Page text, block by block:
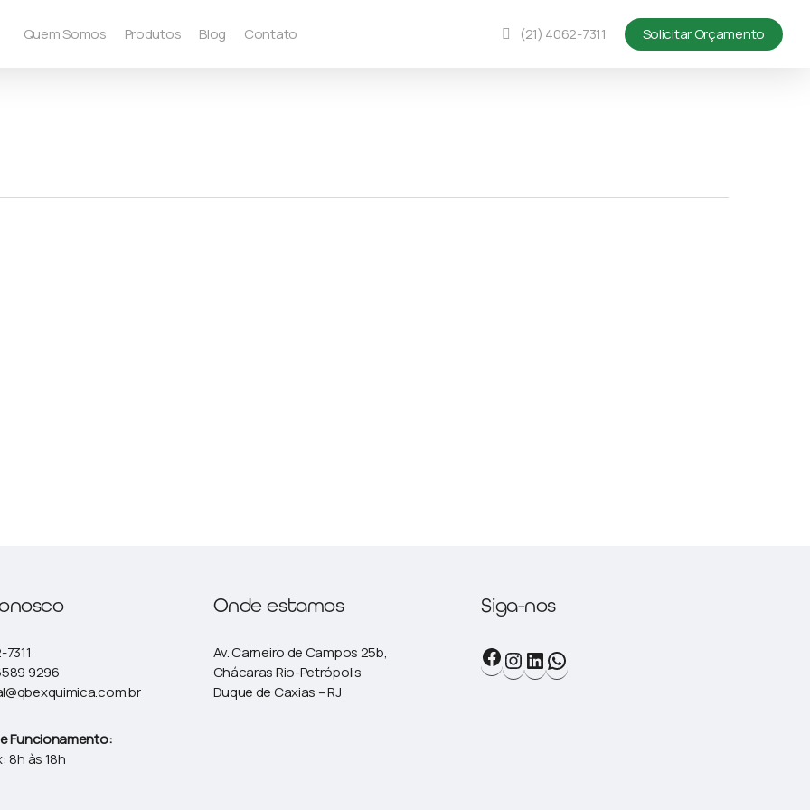
Quem Somos Produtos Blog Contato (21) 4062-7311 Solicitar Orçamento
9296
Funcionamento:
8h às 18h
Onde estamos
Av. Carneiro de Campos 25b,
Chácaras Rio-Petrópolis
Duque de Caxias – RJ
Siga-nos
Facebook
Instagram
LinkedIn
WhatsApp